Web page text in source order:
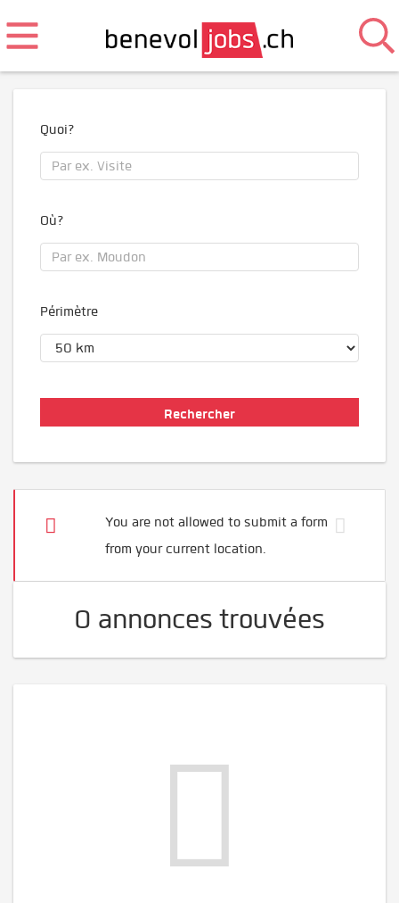
Quoi?
Où?
Périmètre
You are not allowed to submit a form
from your current location.
0 annonces trouvées